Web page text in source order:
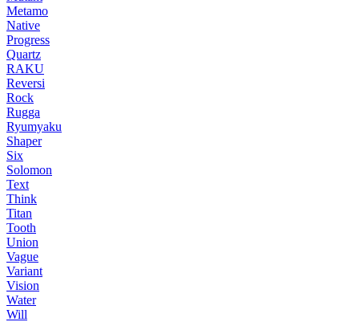
Metamo
Native
Progress
Quartz
RAKU
Reversi
Rock
Rugga
Ryumyaku
Shaper
Six
Solomon
Text
Think
Titan
Tooth
Union
Vague
Variant
Vision
Water
Will